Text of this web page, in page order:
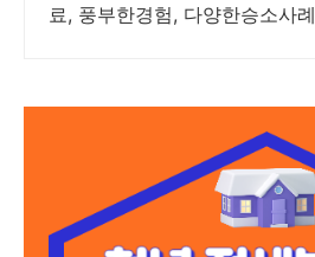
료, 풍부한경험, 다양한승소사례